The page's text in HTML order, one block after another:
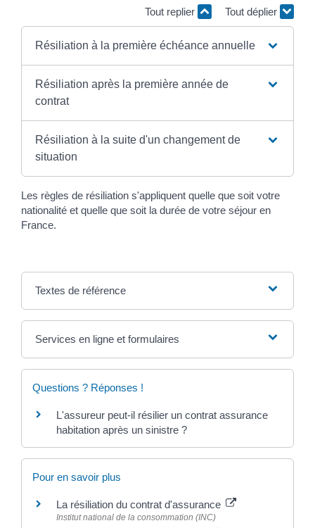
Tout replier
Tout déplier
Résiliation à la première échéance annuelle
Résiliation après la première année de
contrat
Résiliation à la suite d'un changement de
situation
Les règles de résiliation s'appliquent quelle que soit votre
nationalité et quelle que soit la durée de votre séjour en
France.
Textes de référence
Services en ligne et formulaires
Questions ? Réponses !
L'assureur peut-il résilier un contrat assurance
habitation après un sinistre ?
Pour en savoir plus
La résiliation du contrat d'assurance
Institut national de la consommation (INC)